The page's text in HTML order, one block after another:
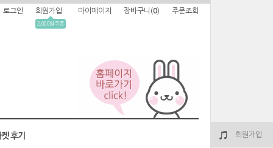
회원가입
로그인 회원가입
2,000원 쿠폰
마이페이지 장바구니(0) 주문조회
후기